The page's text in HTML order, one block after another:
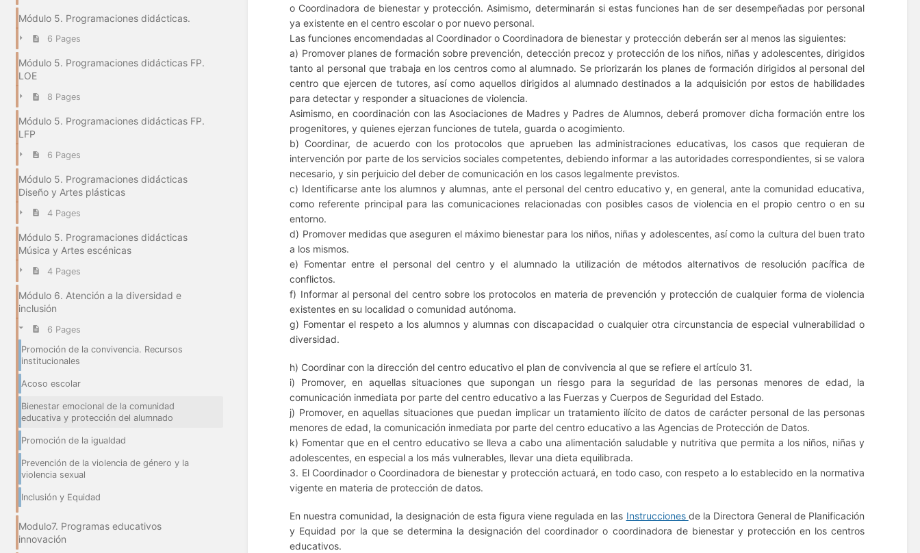
Módulo 5. Programaciones didácticas.
6 Pages
Módulo 5. Programaciones didácticas FP.
LOE
8 Pages
Módulo 5. Programaciones didácticas FP.
LFP
6 Pages
Módulo 5. Programaciones didácticas
Diseño y Artes plásticas
4 Pages
Módulo 5. Programaciones didácticas
Música y Artes escénicas
4 Pages
Módulo 6. Atención a la diversidad e
inclusión
6 Pages
Promoción de la convivencia. Recursos
institucionales
Acoso escolar
Bienestar emocional de la comunidad
educativa y protección del alumnado
Promoción de la igualdad
Prevención de la violencia de género y la
violencia sexual
Inclusión y Equidad
Modulo7. Programas educativos
innovación
o Coordinadora de bienestar y protección. Asimismo, determinarán si estas funciones han de ser desempeñadas por personal
ya existente en el centro escolar o por nuevo personal.
Las funciones encomendadas al Coordinador o Coordinadora de bienestar y protección deberán ser al menos las siguientes:
a) Promover planes de formación sobre prevención, detección precoz y protección de los niños, niñas y adolescentes, dirigidos
tanto al personal que trabaja en los centros como al alumnado. Se priorizarán los planes de formación dirigidos al personal del
centro que ejercen de tutores, así como aquellos dirigidos al alumnado destinados a la adquisición por estos de habilidades
para detectar y responder a situaciones de violencia.
Asimismo, en coordinación con las Asociaciones de Madres y Padres de Alumnos, deberá promover dicha formación entre los
progenitores, y quienes ejerzan funciones de tutela, guarda o acogimiento.
b) Coordinar, de acuerdo con los protocolos que aprueben las administraciones educativas, los casos que requieran de
intervención por parte de los servicios sociales competentes, debiendo informar a las autoridades correspondientes, si se valora
necesario, y sin perjuicio del deber de comunicación en los casos legalmente previstos.
c) Identificarse ante los alumnos y alumnas, ante el personal del centro educativo y, en general, ante la comunidad educativa,
como referente principal para las comunicaciones relacionadas con posibles casos de violencia en el propio centro o en su
entorno.
d) Promover medidas que aseguren el máximo bienestar para los niños, niñas y adolescentes, así como la cultura del buen trato
a los mismos.
e) Fomentar entre el personal del centro y el alumnado la utilización de métodos alternativos de resolución pacífica de
conflictos.
f) Informar al personal del centro sobre los protocolos en materia de prevención y protección de cualquier forma de violencia
existentes en su localidad o comunidad autónoma.
g) Fomentar el respeto a los alumnos y alumnas con discapacidad o cualquier otra circunstancia de especial vulnerabilidad o
diversidad.
h) Coordinar con la dirección del centro educativo el plan de convivencia al que se refiere el artículo 31.
i) Promover, en aquellas situaciones que supongan un riesgo para la seguridad de las personas menores de edad, la
comunicación inmediata por parte del centro educativo a las Fuerzas y Cuerpos de Seguridad del Estado.
j) Promover, en aquellas situaciones que puedan implicar un tratamiento ilícito de datos de carácter personal de las personas
menores de edad, la comunicación inmediata por parte del centro educativo a las Agencias de Protección de Datos.
k) Fomentar que en el centro educativo se lleva a cabo una alimentación saludable y nutritiva que permita a los niños, niñas y
adolescentes, en especial a los más vulnerables, llevar una dieta equilibrada.
3. El Coordinador o Coordinadora de bienestar y protección actuará, en todo caso, con respeto a lo establecido en la normativa
vigente en materia de protección de datos.
En nuestra comunidad, la designación de esta figura viene regulada en las Instrucciones de la Directora General de Planificación
y Equidad por la que se determina la designación del coordinador o coordinadora de bienestar y protección en los centros
educativos.